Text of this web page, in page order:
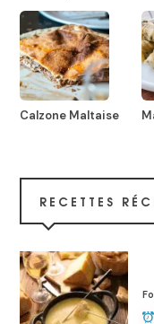
Calzone Maltaise
RECETTES